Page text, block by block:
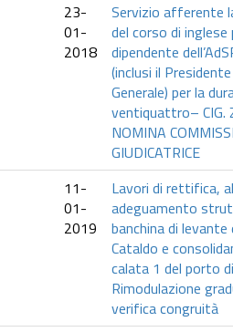
23-
01-
2018
Servizio afferente
del corso di inglese
dipendente
(inclusi il
Generale) per la
ventiquattro– CIG.
NOMINA
GIUDICATRICE
11-
01-
2019
Lavori di rettifica,
adeguamento
banchina di levante
Cataldo e
calata 1 del porto
Rimodulazione
verifica congruità